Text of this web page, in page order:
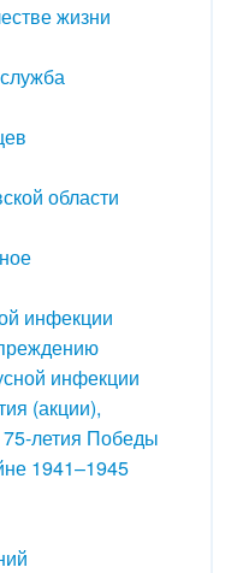
жизни
области
инфекции
инфекции
(акции),
летия Победы
1941–1945